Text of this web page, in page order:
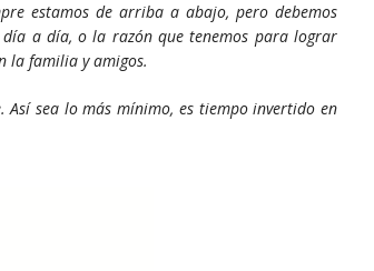
estamos de arriba a abajo, pero debemos
a día, o la razón que tenemos para lograr
la familia y amigos.
sea lo más mínimo, es tiempo invertido en